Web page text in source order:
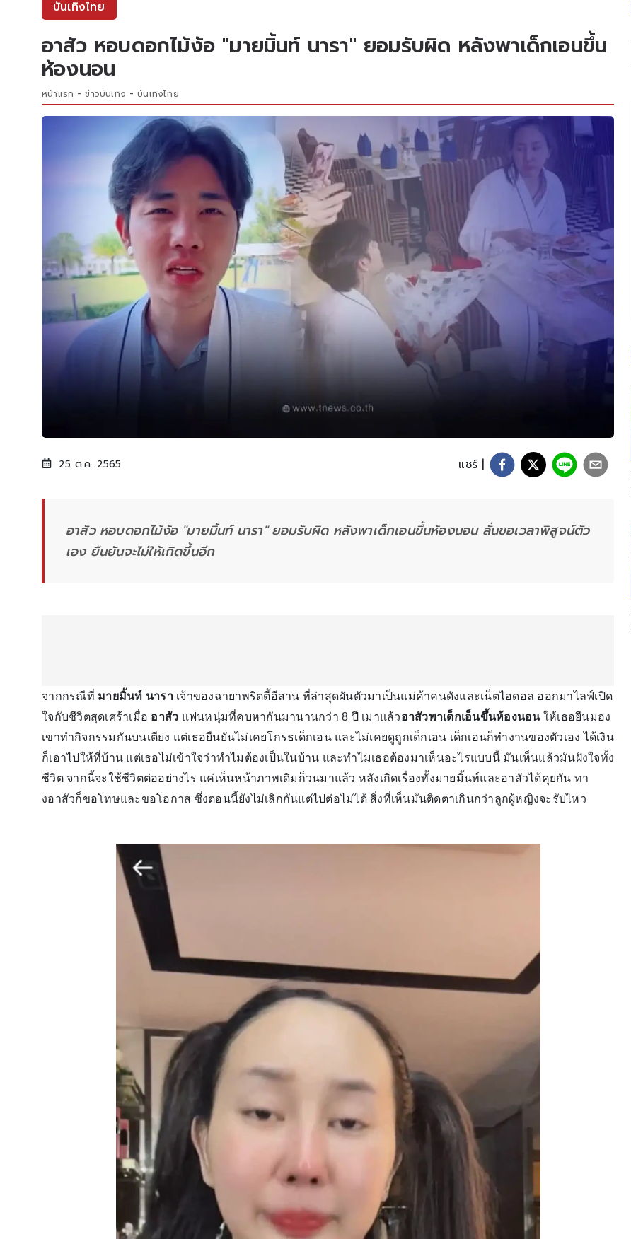
บันเทิงไทย
อาสัว หอบดอกไม้ง้อ "มายมิ้นท์ นารา" ยอมรับผิด หลังพาเด็กเอนขึ้น
ห้องนอน
หน้าแรก ข่าวบันเทิง บันเทิงไทย
25 ต.ค. 2565 แชร์ |
อาสัว หอบดอกไม้ง้อ "มายมิ้นท์ นารา" ยอมรับผิด หลังพาเด็กเอนขึ้นห้องนอน ลั่นขอเวลาพิสูจน์ตัว
เอง ยืนยันจะไม่ให้เกิดขึ้นอีก
จากกรณีที่ มายมิ้นท์ นาราเจ้าของฉายาพริตตี้อีสาน ที่ล่าสุดผันตัวมาเป็นแม่ค้าคนดังและเน็ตไอดอล ออกมาไลฟ์เปิด
ใจกับชีวิตสุดเศร้าเมื่อ อาสัว แฟนหนุ่มที่คบหากันมานานกว่า 8 ปี เมาแล้วอาสัวพาเด็กเอ็นขึ้นห้องนอนให้เธอยืนมอง
เขาทำกิจกรรมกันบนเตียง แต่เธอยืนยันไม่เคยโกรธเด็กเอน และไม่เคยดูถูกเด็กเอน เด็กเอนก็ทำงานของตัวเอง ได้เงิน
ก็เอาไปให้ที่บ้าน แต่เธอไม่เข้าใจว่าทำไมต้องเป็นในบ้าน และทำไมเธอต้องมาเห็นอะไรแบบนี้ มันเห็นแล้วมันฝังใจทั้ง
ชีวิต จากนี้จะใช้ชีวิตต่ออย่างไร แค่เห็นหน้าภาพเดิมก็วนมาแล้ว หลังเกิดเรื่องทั้งมายมิ้นท์และอาสัวได้คุยกัน ทา
งอาสัวก็ขอโทษและขอโอกาส ซึ่งตอนนี้ยังไม่เลิกกันแต่ไปต่อไม่ได้ สิ่งที่เห็นมันติดตาเกินกว่าลูกผู้หญิงจะรับไหว